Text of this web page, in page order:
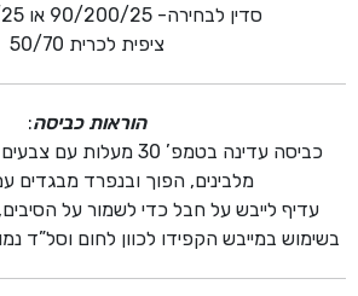
סדין לבחירה- 90/200/25 או 120/200/25
ציפית לכרית 50/70
הוראות כביסה:
כביסה עדינה בטמפ’ 30
מלבינים, הפוך ובנפרד מבגדים
עדיף לייבש על חבל כדי לשמור על
בשימוש במייבש הקפידו לכוון לחום וסל”ד